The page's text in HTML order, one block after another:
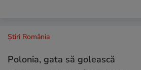
Știri România
Polonia, gata să golească